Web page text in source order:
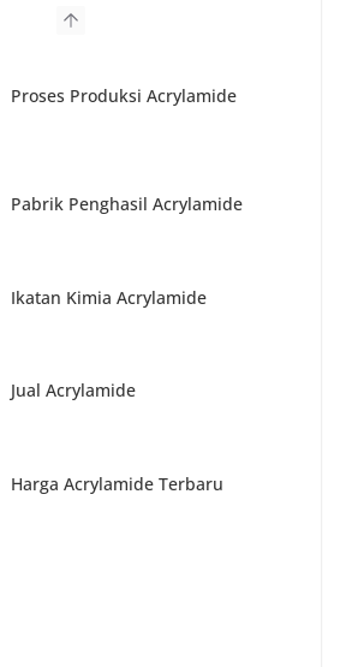
Proses Produksi Acrylamide
Pabrik Penghasil Acrylamide
Ikatan Kimia Acrylamide
Jual Acrylamide
Harga Acrylamide Terbaru